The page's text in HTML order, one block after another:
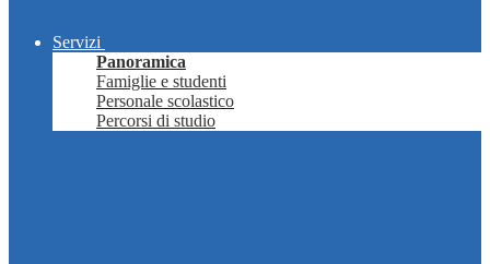
Servizi
Panoramica
Famiglie e studenti
Personale scolastico
Percorsi di studio